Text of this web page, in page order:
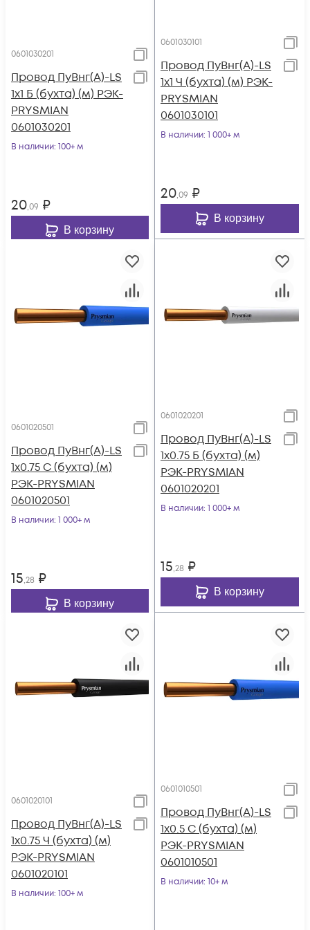
0601030201
Провод ПуВнг(А)-LS
1х1 Б (бухта) (м) РЭК-
PRYSMIAN
0601030201
В наличии: 100+ м
20,09 ₽
В корзину
0601030101
Провод ПуВнг(А)-LS
1х1 Ч (бухта) (м) РЭК-
PRYSMIAN
0601030101
В наличии: 1 000+ м
20,09 ₽
В корзину
0601020501
Провод ПуВнг(А)-LS
1х0.75 С (бухта) (м)
РЭК-PRYSMIAN
0601020501
В наличии: 1 000+ м
15,28 ₽
В корзину
0601020201
Провод ПуВнг(А)-LS
1х0.75 Б (бухта) (м)
РЭК-PRYSMIAN
0601020201
В наличии: 1 000+ м
15,28 ₽
В корзину
0601020101
Провод ПуВнг(А)-LS
1х0.75 Ч (бухта) (м)
РЭК-PRYSMIAN
0601020101
В наличии: 100+ м
0601010501
Провод ПуВнг(А)-LS
1х0.5 С (бухта) (м)
РЭК-PRYSMIAN
0601010501
В наличии: 10+ м